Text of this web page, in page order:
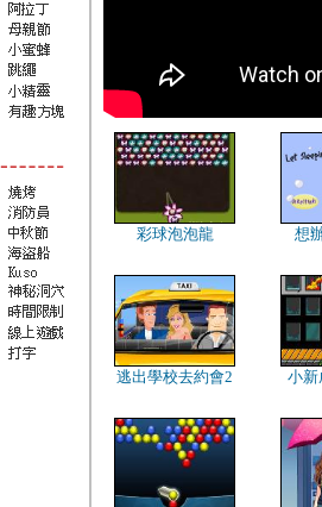
彩球泡泡龍 想
逃出學校去約會2 小新